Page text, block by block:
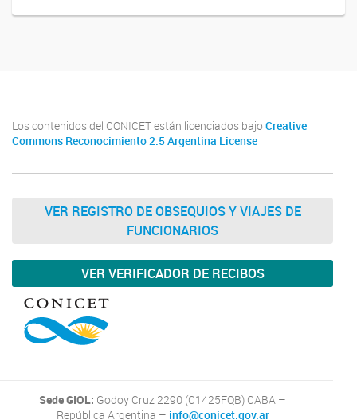
Los contenidos del CONICET están licenciados bajo Creative
Commons Reconocimiento 2.5 Argentina License
VER REGISTRO DE OBSEQUIOS Y VIAJES DE
FUNCIONARIOS
VER VERIFICADOR DE RECIBOS
Sede GIOL: Godoy Cruz 2290 (C1425FQB) CABA –
República Argentina – info@conicet.gov.ar